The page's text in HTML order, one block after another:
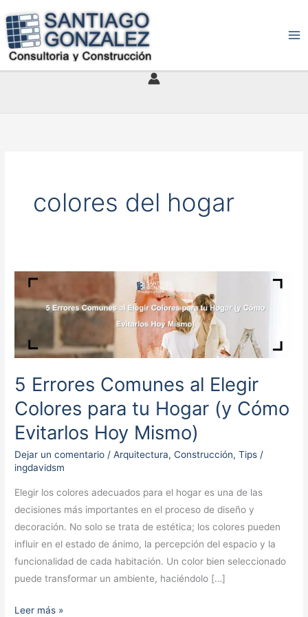
al
contenido
colores del hogar
5 Errores Comunes al Elegir
Colores para tu Hogar (y Cómo
Evitarlos Hoy Mismo)
Dejar un comentario /Arquitectura,Construcción,Tips /
ingdavidsm
Elegir los colores adecuados para el hogar es una de las
decisiones más importantes en el proceso de diseño y
decoración. No solo se trata de estética; los colores pueden
influir en el estado de ánimo, la percepción del espacio y la
funcionalidad de cada habitación. Un color bien seleccionado
puede transformar un ambiente, haciéndolo […]
Errores
Comunes
Elegir
para
tu
Hogar
(y
Cómo
Evitarlos
Leer más »